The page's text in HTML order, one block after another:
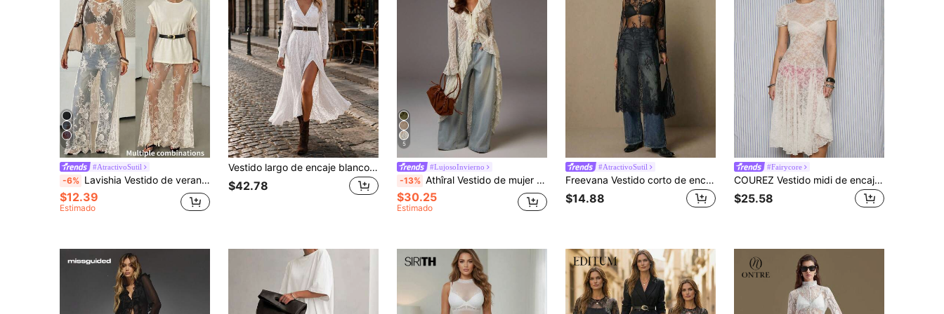
5
#AtractivoSutil
-6% Lavishia Vestido de verano sexy estilo vacaciones para mujer con encaje transparente y manga corta
$12.39
Estimado
Vestido largo de encaje blanco para mujer, elegante y sexy de verano, con cuello en V, encaje transparente, abertura y cinturón en la cintura
$42.78
5
#LujosoInvierno
-13% Athîral Vestido de mujer elegante de unicolor con mangas acampanadas y volantes de encaje
$30.25
Estimado
#AtractivoSutil
Freevana Vestido corto de encaje negro estilo bohemio vintage, elegante y versátil para uso diario, nuevo vestido de fiesta para mujer de principios de primavera
$14.88
#Fairycore
COUREZ Vestido midi de encaje con mangas abultadas / Ropa de primavera Y2K para mujeres, vestido blanco lindo y sexy de estilo Cottagecore para citas, salidas y San Valentín
$25.58